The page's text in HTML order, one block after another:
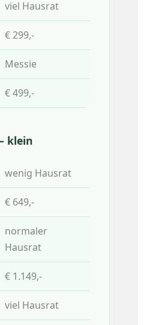
viel Hausrat
€ 299,-
Messie
€ 499,-
klein
wenig Hausrat
€ 649,-
normaler
Hausrat
€ 1.149,-
viel Hausrat